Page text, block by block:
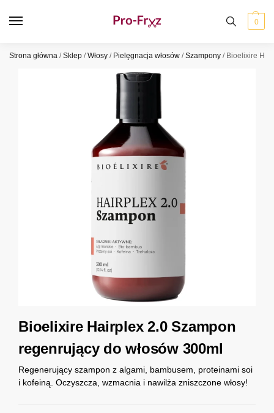
0
Strona główna /Sklep /Włosy / Pielęgnacja włosów /Szampony / Bioelixire
Bioelixire Hairplex 2.0 Szampon
regenrujący do włosów 300ml
Regenerujący szampon z algami, bambusem, proteinami soi
i kofeiną. Oczyszcza, wzmacnia i nawilża zniszczone włosy!